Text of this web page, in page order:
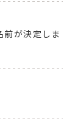
前が決定しま